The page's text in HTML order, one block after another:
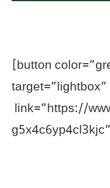
[button
link=”https://